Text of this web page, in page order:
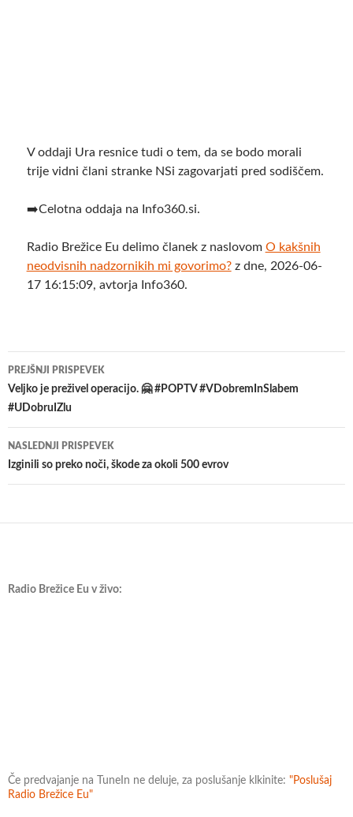
V oddaji Ura resnice tudi o tem, da se bodo morali
trije vidni člani stranke NSi zagovarjati pred sodiščem.
➡️Celotna oddaja na Info360.si.
Radio Brežice Eu delimo članek z naslovom O kakšnih
neodvisnih nadzornikih mi govorimo?z dne, 2026-06-
17 16:15:09, avtorja Info360.
Krmarjenje
po
PREJŠNJI PRISPEVEK
Veljko je preživel operacijo. 🤗 #POPTV #VDobremInSlabem
#UDobruIZlu
NASLEDNJI PRISPEVEK
Izginili so preko noči, škode za okoli 500 evrov
Radio Brežice Eu v živo:
Če predvajanje na TuneIn ne deluje, za poslušanje klkinite: "Poslušaj
Radio Brežice Eu"